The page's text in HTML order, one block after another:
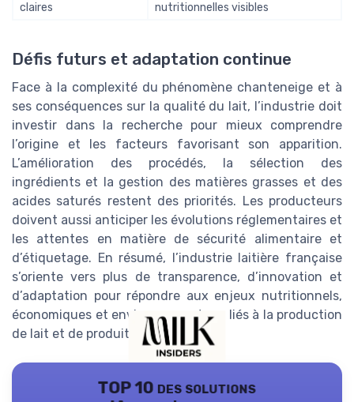
claires
nutritionnelles visibles
Défis futurs et adaptation continue
Face à la complexité du phénomène chanteneige et à
ses conséquences sur la qualité du lait, l’industrie doit
investir dans la recherche pour mieux comprendre
l’origine et les facteurs favorisant son apparition.
L’amélioration des procédés, la sélection des
ingrédients et la gestion des matières grasses et des
acides saturés restent des priorités. Les producteurs
doivent aussi anticiper les évolutions réglementaires et
les attentes en matière de sécurité alimentaire et
d’étiquetage. En résumé, l’industrie laitière française
s’oriente vers plus de transparence, d’innovation et
d’adaptation pour répondre aux enjeux nutritionnels,
économiques et environnementaux liés à la production
de lait et de produits laitiers.
TOP 10 des solutions